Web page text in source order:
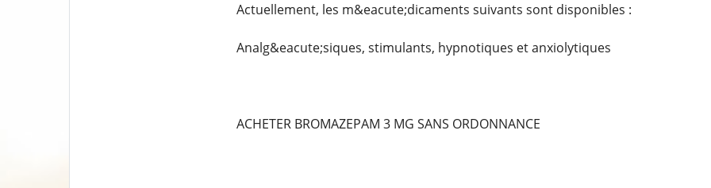
Actuellement, les m&eacute;dicaments suivants sont disponibles :
Analg&eacute;siques, stimulants, hypnotiques et anxiolytiques
ACHETER BROMAZEPAM 3 MG SANS ORDONNANCE